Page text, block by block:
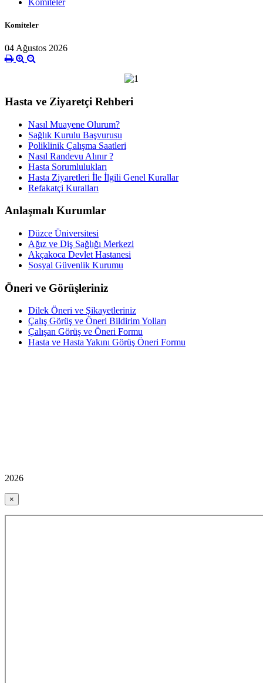
Komiteler
04 Ağustos 2026
Hasta ve Ziyaretçi Rehberi
Nasıl Muayene Olurum?
Sağlık Kurulu Başvurusu
Poliklinik Çalışma Saatleri
Nasıl Randevu Alınır ?
Hasta Sorumlulukları
Hasta Ziyaretleri İle İlgili Genel Kurallar
Refakatçi Kuralları
Anlaşmalı Kurumlar
Düzce Üniversitesi
Ağız ve Diş Sağlığı Merkezi
Akçakoca Devlet Hastanesi
Sosyal Güvenlik Kurumu
Öneri ve Görüşleriniz
Dilek Öneri ve Şikayetleriniz
Çalış Görüş ve Öneri Bildirim Yolları
Çalışan Görüş ve Öneri Formu
Hasta ve Hasta Yakını Görüş Öneri Formu
2026
×